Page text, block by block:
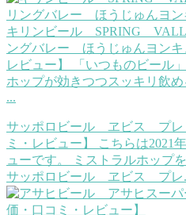
キリンビール SPRING
ングバレー ほうじゅんヨンキ
レビュー】
「いつものビール
ホップが効きつつスッキリ飲
...
サッポロビール ヱビス プレ
ミ・レビュー】
こちらは2021
ューです。 ミストラルホップ
サッポロビール ヱビス プレ